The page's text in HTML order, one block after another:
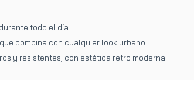
todo el día.
combina con cualquier look urbano.
y resistentes, con estética retro moderna.